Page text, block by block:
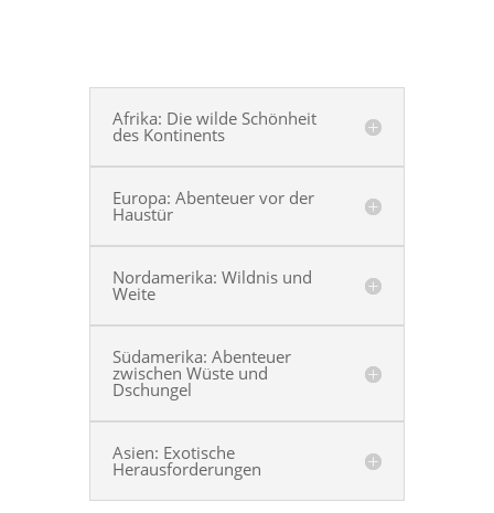
Afrika: Die wilde Schönheit
des Kontinents
Europa: Abenteuer vor der
Haustür
Nordamerika: Wildnis und
Weite
Südamerika: Abenteuer
zwischen Wüste und
Dschungel
Asien: Exotische
Herausforderungen